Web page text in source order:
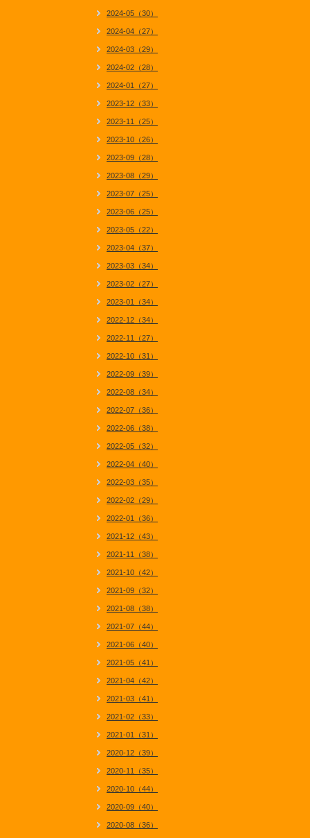
2024-05（30）
2024-04（27）
2024-03（29）
2024-02（28）
2024-01（27）
2023-12（33）
2023-11（25）
2023-10（26）
2023-09（28）
2023-08（29）
2023-07（25）
2023-06（25）
2023-05（22）
2023-04（37）
2023-03（34）
2023-02（27）
2023-01（34）
2022-12（34）
2022-11（27）
2022-10（31）
2022-09（39）
2022-08（34）
2022-07（36）
2022-06（38）
2022-05（32）
2022-04（40）
2022-03（35）
2022-02（29）
2022-01（36）
2021-12（43）
2021-11（38）
2021-10（42）
2021-09（32）
2021-08（38）
2021-07（44）
2021-06（40）
2021-05（41）
2021-04（42）
2021-03（41）
2021-02（33）
2021-01（31）
2020-12（39）
2020-11（35）
2020-10（44）
2020-09（40）
2020-08（36）